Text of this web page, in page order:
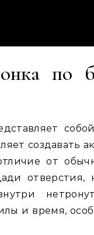
по
создавать
от
отверстия,
и время,